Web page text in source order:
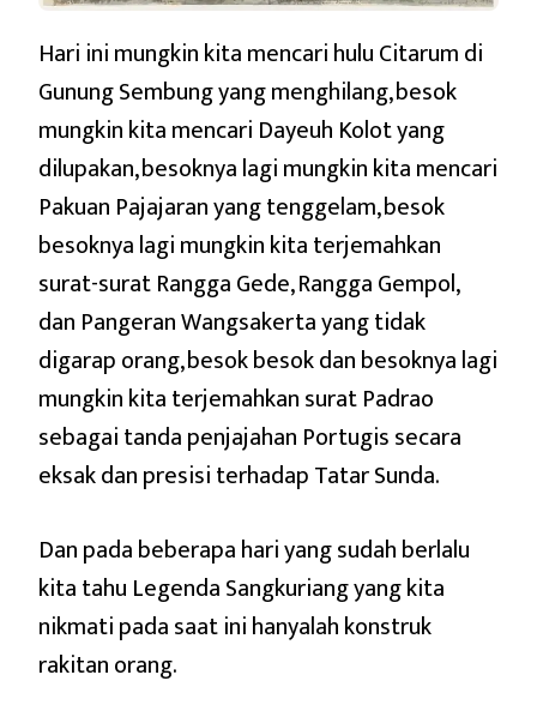
Hari ini mungkin kita mencari hulu Citarum di
Gunung Sembung yang menghilang, besok
mungkin kita mencari Dayeuh Kolot yang
dilupakan, besoknya lagi mungkin kita mencari
Pakuan Pajajaran yang tenggelam, besok
besoknya lagi mungkin kita terjemahkan
surat-surat Rangga Gede, Rangga Gempol,
dan Pangeran Wangsakerta yang tidak
digarap orang, besok besok dan besoknya lagi
mungkin kita terjemahkan surat Padrao
sebagai tanda penjajahan Portugis secara
eksak dan presisi terhadap Tatar Sunda.
Dan pada beberapa hari yang sudah berlalu
kita tahu Legenda Sangkuriang yang kita
nikmati pada saat ini hanyalah konstruk
rakitan orang.